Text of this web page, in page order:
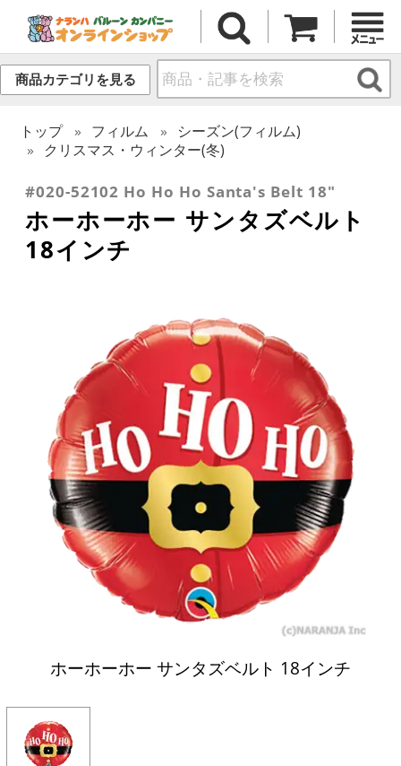
商品カテゴリを見る
トップ フィルム
シーズン(フィルム)
クリスマス・ウィンター(冬)
#020-52102 Ho Ho Ho Santa's Belt 18"
ホーホーホー サンタズベルト
18インチ
ホーホーホー サンタズベルト 18インチ